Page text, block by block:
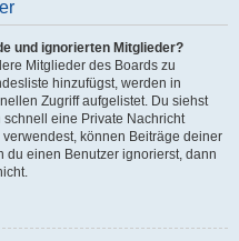
und ignorierten Mitglieder?
Mitglieder des Boards zu
hinzufügst, werden in
Zugriff aufgelistet. Du siehst
eine Private Nachricht
können Beiträge deiner
du einen Benutzer ignorierst, dann